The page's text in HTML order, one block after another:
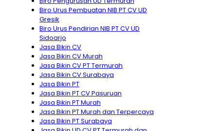
Biro Urus Pembuatan NIB PT CV UD
Gresik
Biro Urus Pendirian NIB PT CV UD
Sidoarjo
Jasa Bikin CV
Jasa Bikin CV Murah
Jasa Bikin CV PT Termurah
Jasa Bikin CV Surabaya
Jasa Bikin PT
Jasa Bikin PT CV Pasuruan
Jasa Bikin PT Murah
Jasa Bikin PT Murah dan Terpercaya
Jasa Bikin PT Surabaya